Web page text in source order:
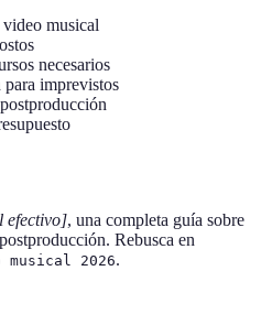
musical
necesarios
imprevistos
efectivo], una completa guía sobre
Rebusca en
musical 2026.